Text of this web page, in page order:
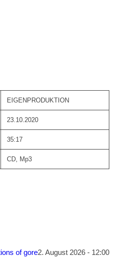
EIGENPRODUKTION
23.10.2020
35:17
CD, Mp3
of gore2. August 2026 - 12:00